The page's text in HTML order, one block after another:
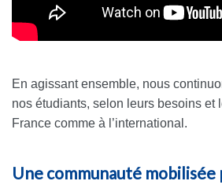
En agissant ensemble, nous
nos étudiants, selon leurs besoins et
France comme à l’international.
Une communauté mobilisée